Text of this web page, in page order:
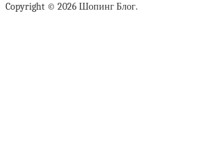
Copyright © 2026 Шопинг Блог.